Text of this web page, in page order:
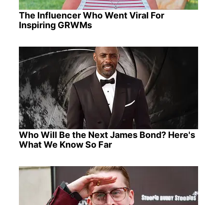
The Influencer Who Went Viral For
Inspiring GRWMs
Who Will Be the Next James Bond? Here's
What We Know So Far